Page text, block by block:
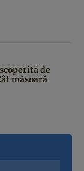
de
măsoară